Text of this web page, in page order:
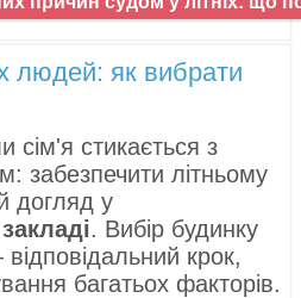
людей: як вибрати
сім'я стикається з
забезпечити літньому
догляд у
. Вибір будинку
крок,
багатьох факторів.